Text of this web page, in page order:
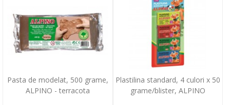
Pasta de modelat, 500 grame,
ALPINO - terracota
Plastilina standard, 4 culori x 50
grame/blister, ALPINO